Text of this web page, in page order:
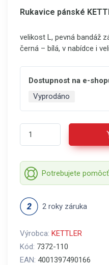
Rukavice pánské
velikost L, pevná bandáž
černá – bílá, v nabídce i
Dostupnost na e-
Vyprodáno
Potrebujete
2 roky záruka
Výrobca: KETTLER
Kód: 7372-110
EAN: 4001397490166